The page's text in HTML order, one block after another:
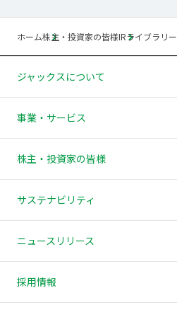
ホーム株主・投資家の皆様IRライブラリー
ジャックスについて
事業・サービス
株主・投資家の皆様
サステナビリティ
ニュースリリース
採用情報